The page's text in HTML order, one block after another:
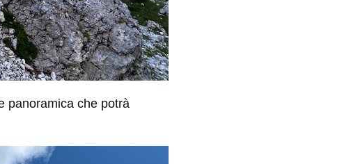
panoramica che potrà